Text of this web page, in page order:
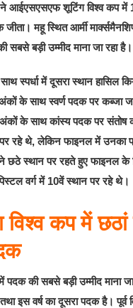
ने आईएसएसएफ शूटिंग विश्व कप में
महू स्थित आर्मी
सबसे बड़ी उम्मीद माना जा रहा है।
स्पर्धा में दूसरा स्थान हासिल
के साथ स्वर्ण पदक पर कब्जा
के साथ कांस्य पदक पर संतोष
पर रहे थे, लेकिन फाइनल में उनका
छठे स्थान पर रहते हुए फाइनल के
वर्ग में 10वें स्थान पर रहे थे।
विश्व कप में
पदक की सबसे बड़ी उम्मीद माना
इस वर्ष का दूसरा पदक है। पूर्व